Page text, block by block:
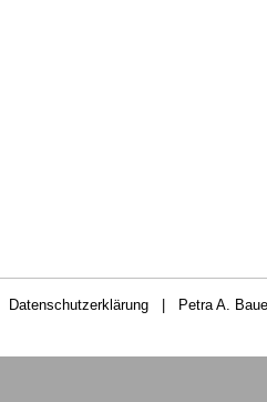
Datenschutzerklärung Petra A.